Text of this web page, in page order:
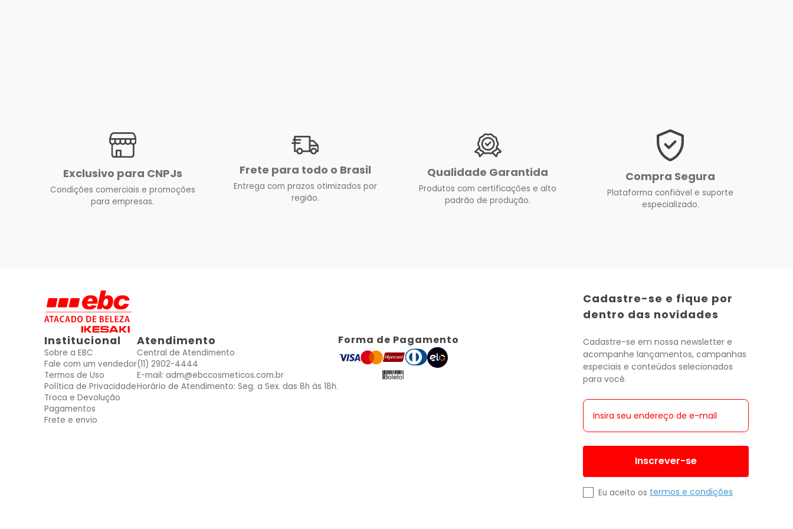
Exclusivo para CNPJs
Condições comerciais e promoções
para empresas.
Frete para todo o Brasil
Entrega com prazos otimizados por
região.
Qualidade Garantida
Produtos com certificações e alto
padrão de produção.
Compra Segura
Plataforma confiável e suporte
especializado.
Institucional
Sobre a EBC
Fale com um vendedor
Termos de Uso
Política de Privacidade
Troca e Devolução
Pagamentos
Frete e envio
Atendimento
Central de Atendimento
(11) 2902-4444
E-mail: adm@ebccosmeticos.com.br
Horário de Atendimento: Seg. a Sex. das 8h às 18h.
Forma de Pagamento
Cadastre-se e fique por
dentro das novidades
Cadastre-se em nossa newsletter e
acompanhe lançamentos, campanhas
especiais e conteúdos selecionados
para você.
Inscrever-se
Eu aceito os termos e condições